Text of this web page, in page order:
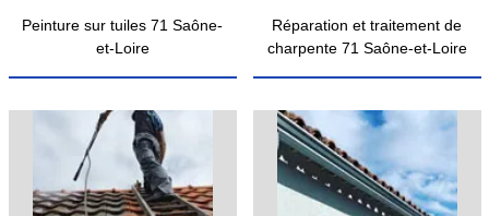
Peinture sur tuiles 71 Saône-
et-Loire
Réparation et traitement de
charpente 71 Saône-et-Loire